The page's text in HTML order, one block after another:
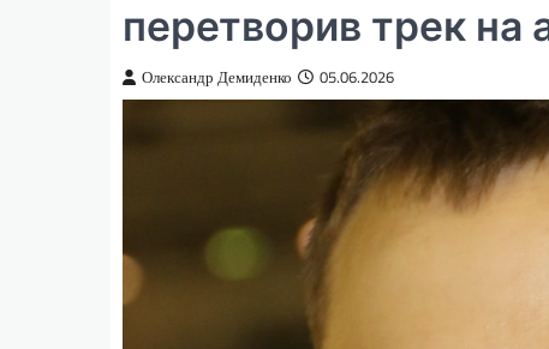
перетворив трек на
Олександр Демиденко 05.06.2026